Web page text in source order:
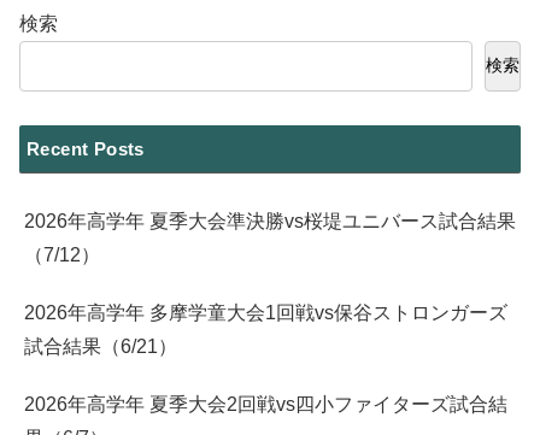
検索
検索
Recent Posts
2026年高学年 夏季大会準決勝vs桜堤ユニバース試合結果
（7/12）
2026年高学年 多摩学童大会1回戦vs保谷ストロンガーズ
試合結果（6/21）
2026年高学年 夏季大会2回戦vs四小ファイターズ試合結